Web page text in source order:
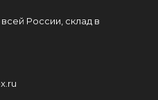
России, склад в